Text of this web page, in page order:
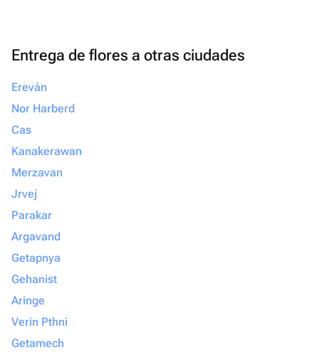
Entrega de flores a otras ciudades
Ereván
Nor Harberd
Cas
Kanakerawan
Merzavan
Jrvej
Parakar
Argavand
Getapnya
Gehanist
Aringe
Verin Pthni
Getamech